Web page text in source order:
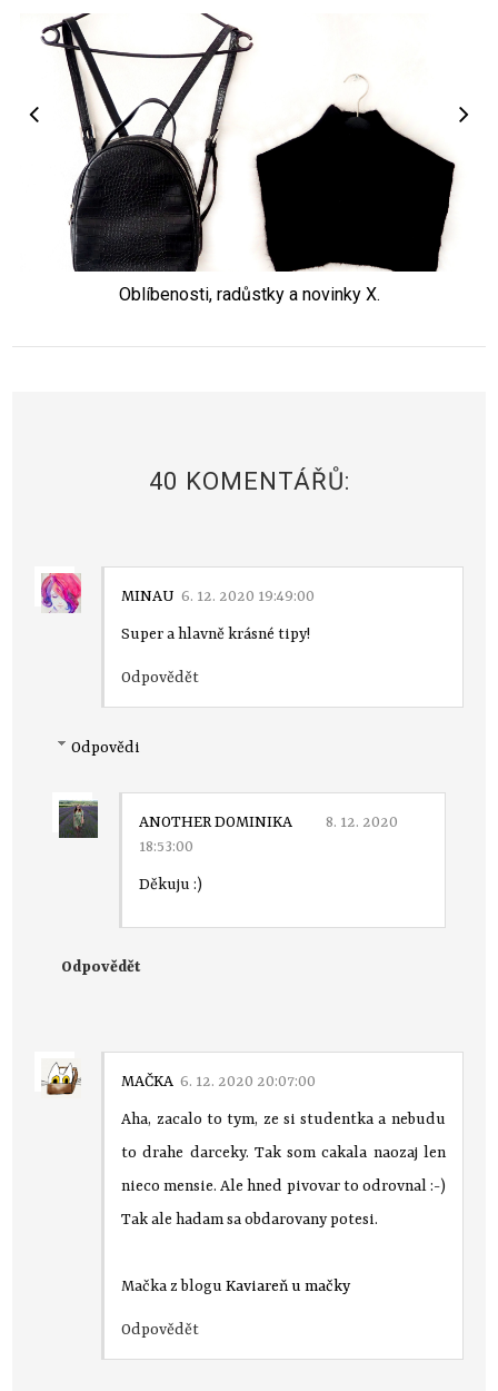
Oblíbenosti, radůstky a novinky X.
40 KOMENTÁŘŮ:
MINAU 6. 12. 2020 19:49:00
Super a hlavně krásné tipy!
Odpovědět
Odpovědi
ANOTHER DOMINIKA
8. 12. 2020
18:53:00
Děkuju :)
Odpovědět
MAČKA 6. 12. 2020 20:07:00
Aha, zacalo to tym, ze si studentka a nebudu
to drahe darceky. Tak som cakala naozaj len
nieco mensie. Ale hned pivovar to odrovnal :-)
Tak ale hadam sa obdarovany potesi.
Mačka z bloguKaviareň u mačky
Odpovědět